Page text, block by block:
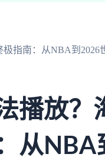
指南：从NBA到2026
播放？
从NBA